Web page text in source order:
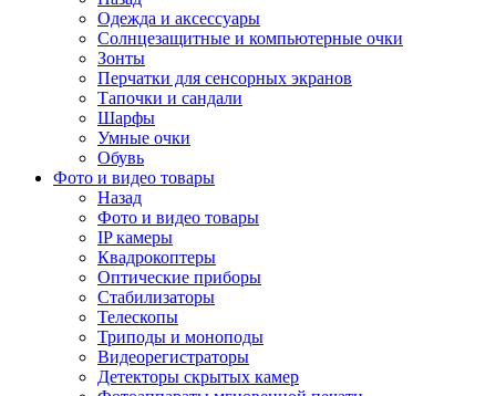
Одежда и аксессуары
Солнцезащитные и компьютерные очки
Зонты
Перчатки для сенсорных экранов
Тапочки и сандали
Шарфы
Умные очки
Обувь
Фото и видео товары
Назад
Фото и видео товары
IP камеры
Квадрокоптеры
Оптические приборы
Стабилизаторы
Телескопы
Триподы и моноподы
Видеорегистраторы
Детекторы скрытых камер